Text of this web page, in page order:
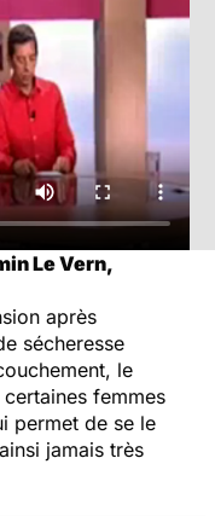
Le Vern,
après
sécheresse
le
femmes
permet de se le
jamais très